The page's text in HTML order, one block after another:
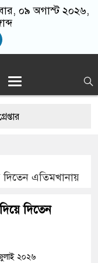
০৯ অগাস্ট ২০২৬,
দিতেন এতিমখানায়
দিতেন
২০২৬